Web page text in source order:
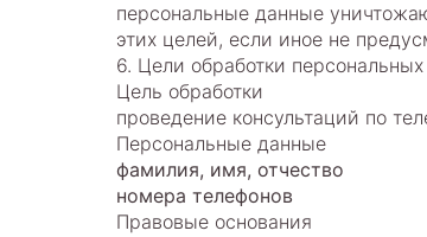
персональные данные
этих целей, если иное не
6. Цели обработки
Цель обработки
проведение консультаций по
Персональные данные
фамилия, имя, отчество
номера телефонов
Правовые основания